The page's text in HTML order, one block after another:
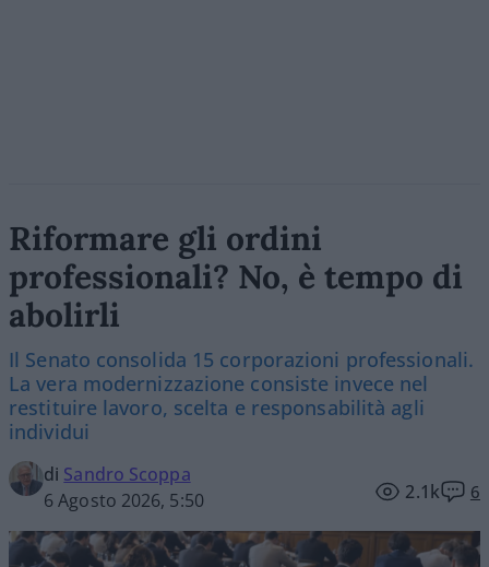
Riformare gli ordini
professionali? No, è tempo di
abolirli
Il Senato consolida 15 corporazioni professionali.
La vera modernizzazione consiste invece nel
restituire lavoro, scelta e responsabilità agli
individui
di Sandro Scoppa
6 Agosto 2026, 5:50
2.1k 6